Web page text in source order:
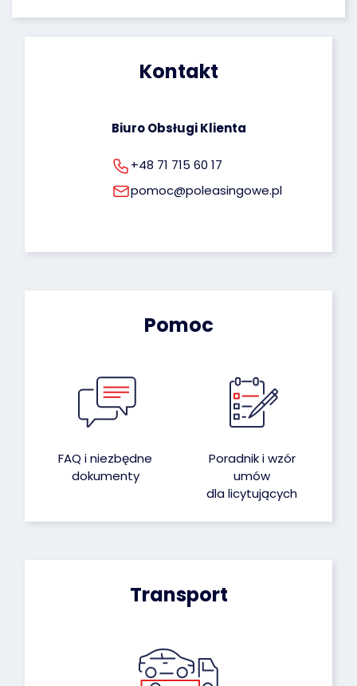
rodo@poleasingowe.pl
Kontakt
Biuro Obsługi Klienta
+48 71 715 60 17
pomoc@poleasingowe.pl
Pomoc
FAQ i niezbędne
dokumenty
Poradnik i wzór
umów
dla licytujących
Transport